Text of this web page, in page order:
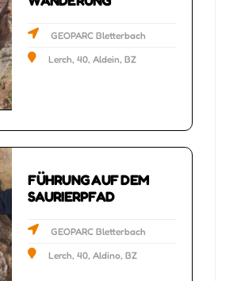
GEOPARC Bletterbach
Lerch, 40, Aldein, BZ
FÜHRUNG AUF DEM
SAURIERPFAD
GEOPARC Bletterbach
Lerch, 40, Aldino, BZ